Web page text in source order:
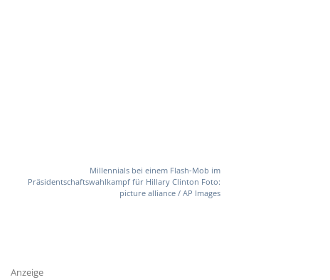
Millennials bei einem Flash-Mob im
Präsidentschaftswahlkampf für Hillary Clinton Foto:
picture alliance / AP Images
Anzeige